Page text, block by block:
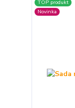
TOP produkt
Novinka